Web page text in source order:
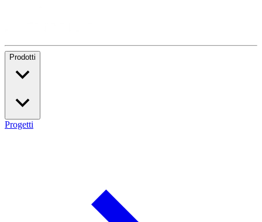
Prodotti
Progetti